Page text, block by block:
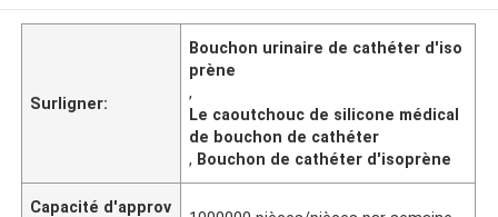
Surligner:
Bouchon urinaire de cathéter d'iso
prène
,
Le caoutchouc de silicone médical
de bouchon de cathéter
, Bouchon de cathéter d'isoprène
Capacité d'approv